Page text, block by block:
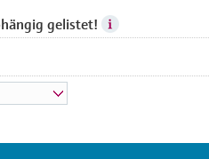
gelistet!